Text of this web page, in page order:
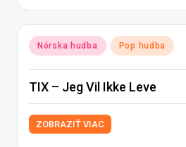
Posted
in
Nórska hudba Pop hudba
TIX – Jeg Vil Ikke Leve
ZOBRAZIŤ VIAC